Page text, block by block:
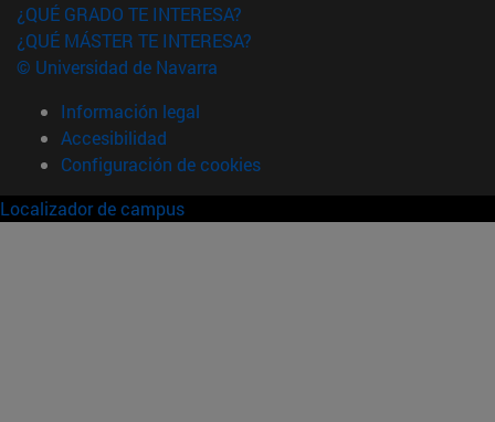
¿QUÉ GRADO TE INTERESA?
¿QUÉ MÁSTER TE INTERESA?
© Universidad de Navarra
Información legal
Accesibilidad
Configuración de cookies
Localizador de campus